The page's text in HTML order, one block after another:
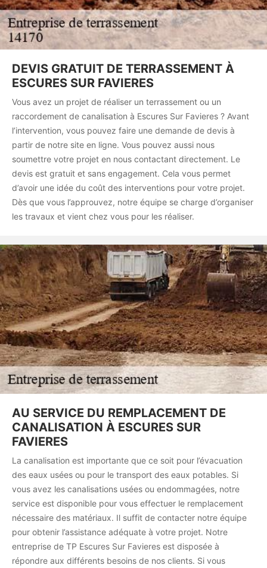
DEVIS GRATUIT DE TERRASSEMENT À
ESCURES SUR FAVIERES
Vous avez un projet de réaliser un terrassement ou un
raccordement de canalisation à Escures Sur Favieres ? Avant
l’intervention, vous pouvez faire une demande de devis à
partir de notre site en ligne. Vous pouvez aussi nous
soumettre votre projet en nous contactant directement. Le
devis est gratuit et sans engagement. Cela vous permet
d’avoir une idée du coût des interventions pour votre projet.
Dès que vous l’approuvez, notre équipe se charge d’organiser
les travaux et vient chez vous pour les réaliser.
AU SERVICE DU REMPLACEMENT DE
CANALISATION À ESCURES SUR
FAVIERES
La canalisation est importante que ce soit pour l’évacuation
des eaux usées ou pour le transport des eaux potables. Si
vous avez les canalisations usées ou endommagées, notre
service est disponible pour vous effectuer le remplacement
nécessaire des matériaux. Il suffit de contacter notre équipe
pour obtenir l’assistance adéquate à votre projet. Notre
entreprise de TP Escures Sur Favieres est disposée à
répondre aux différents besoins de nos clients. Si vous